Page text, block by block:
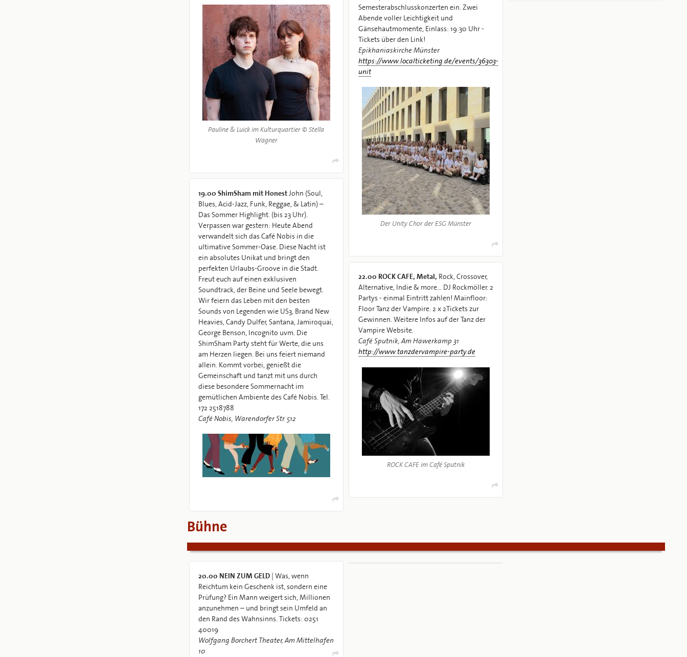
Pauline & Luick im Kulturquartier © Stella
Wagner
19.00ShimSham mit HonestJohn (Soul,
Blues, Acid-Jazz, Funk, Reggae, & Latin) –
Das Sommer Highlight. (bis 23 Uhr).
Verpassen war gestern: Heute Abend
verwandelt sich das Café Nobis in die
ultimative Sommer-Oase. Diese Nacht ist
ein absolutes Unikat und bringt den
perfekten Urlaubs-Groove in die Stadt.
Freut euch auf einen exklusiven
Soundtrack, der Beine und Seele bewegt.
Wir feiern das Leben mit den besten
Sounds von Legenden wie US3, Brand New
Heavies, Candy Dulfer, Santana, Jamiroquai,
George Benson, Incognito uvm. Die
ShimSham Party steht für Werte, die uns
am Herzen liegen. Bei uns feiert niemand
allein. Kommt vorbei, genießt die
Gemeinschaft und tanzt mit uns durch
diese besondere Sommernacht im
gemütlichen Ambiente des Café Nobis. Tel.
172 2518788
Café Nobis, Warendorfer Str. 512
Semesterabschlusskonzerten ein. Zwei
Abende voller Leichtigkeit und
Gänsehautmomente, Einlass: 19:30 Uhr -
Tickets über den Link!
Epikhaniaskirche Münster
https://www.localticketing.de/events/36303-
unit
Der Unity Chor der ESG Münster
22.00 ROCK CAFE, Metal, Rock, Crossover,
Alternative, Indie & more... DJ Rockmöller. 2
Partys - einmal Eintritt zahlen! Mainfloor:
Floor Tanz der Vampire. 2 x 2Tickets zur
Gewinnen. Weitere Infos auf der Tanz der
Vampire Website.
Café Sputnik, Am Hawerkamp 31
http://www.tanzdervampire-party.de
ROCK CAFE im Café Sputnik
Bühne
20.00 NEIN ZUM GELD | Was, wenn
Reichtum kein Geschenk ist, sondern eine
Prüfung? Ein Mann weigert sich, Millionen
anzunehmen – und bringt sein Umfeld an
den Rand des Wahnsinns. Tickets: 0251
40019
Wolfgang Borchert Theater, Am Mittelhafen
10